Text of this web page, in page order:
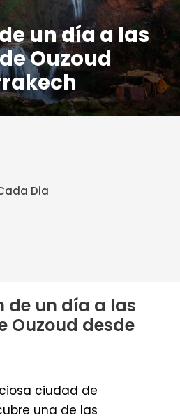
un día a las
Ouzoud
Dia
de un día a las
Ouzoud desde
ciudad de
una de las